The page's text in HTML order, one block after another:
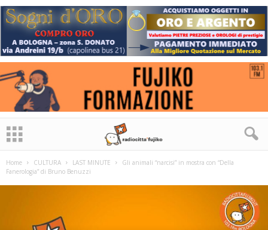
Home CULTURA LAST MINUTE
Gli animali “narcisi” in mostra con “Della
Fanerologia” di Bruno Benuzzi